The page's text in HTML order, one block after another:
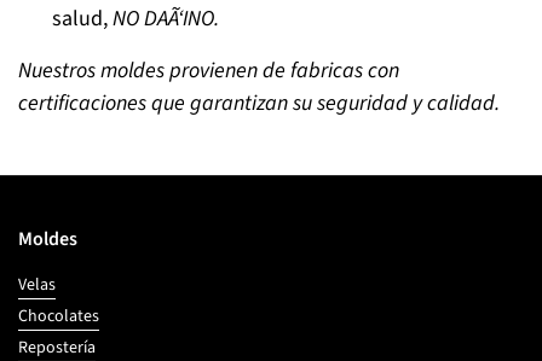
salud,NO DAÃ‘INO.
Nuestros moldes provienen de fabricas con
certificaciones que garantizan su seguridad y calidad.
Moldes
Velas
Chocolates
Repostería